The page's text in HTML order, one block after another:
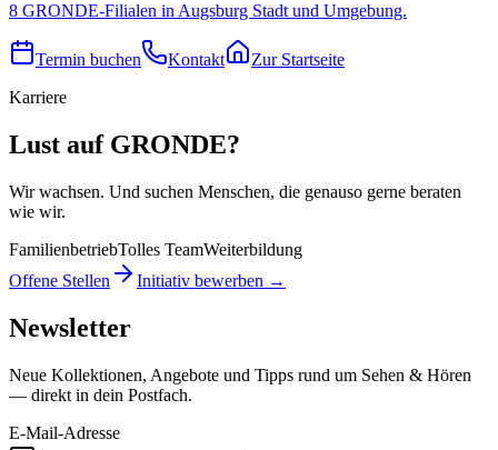
8 GRONDE-Filialen in Augsburg Stadt und Umgebung.
Termin buchen Kontakt
Zur Startseite
Karriere
Lust auf GRONDE?
Wir wachsen. Und suchen Menschen, die genauso gerne beraten
wie wir.
FamilienbetriebTolles TeamWeiterbildung
Offene Stellen
Initiativ bewerben →
Newsletter
Neue Kollektionen, Angebote und Tipps rund um Sehen & Hören
— direkt in dein Postfach.
E-Mail-Adresse